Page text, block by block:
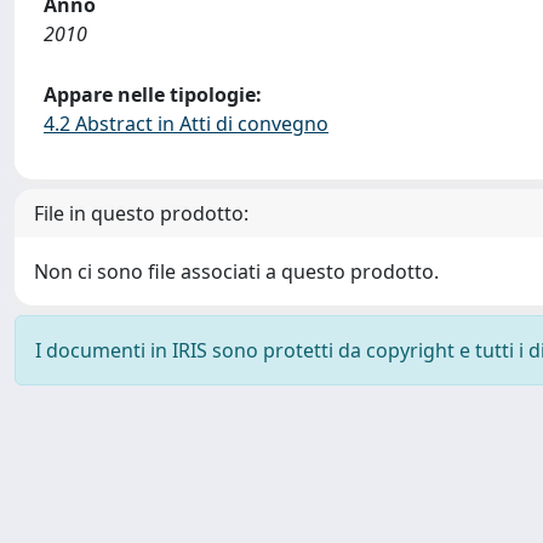
2010
Appare nelle tipologie:
4.2 Abstract in Atti di convegno
File in questo prodotto:
Non ci sono file associati a questo prodotto.
I documenti in IRIS sono protetti da copyright e tutti i